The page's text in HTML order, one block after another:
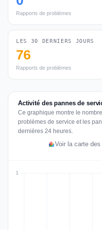
Rapports de problèmes
LES 30 DERNIERS JOURS
76
Rapports de problèmes
Activité des pannes de
Ce graphique montre le
problèmes de service et les
dernières 24 heures.
Voir la carte